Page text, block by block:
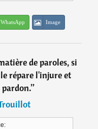
WhatsApp Image
de paroles, si
répare l'injure et
”